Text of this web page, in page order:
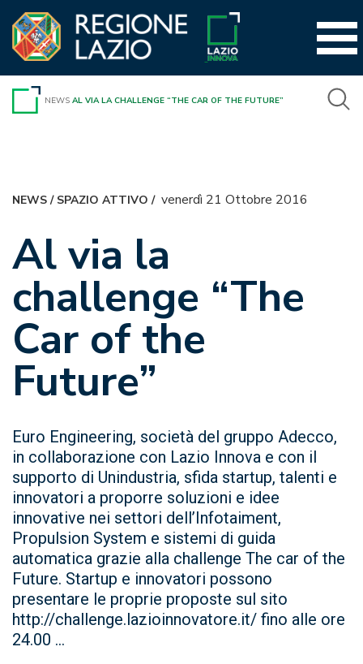
contenuto
NEWS AL VIA LA CHALLENGE “THE CAR OF THE FUTURE”
NEWS/ SPAZIO ATTIVO / venerdì 21 Ottobre 2016
Al via la
challenge “The
Car of the
Future”
Euro Engineering, società del gruppo Adecco,
in collaborazione con Lazio Innova e con il
supporto di Unindustria, sfida startup, talenti e
innovatori a proporre soluzioni e idee
innovative nei settori dell’Infotaiment,
Propulsion System e sistemi di guida
automatica grazie alla challenge The car of the
Future. Startup e innovatori possono
presentare le proprie proposte sul sito
http://challenge.lazioinnovatore.it/ fino alle ore
24.00 ...